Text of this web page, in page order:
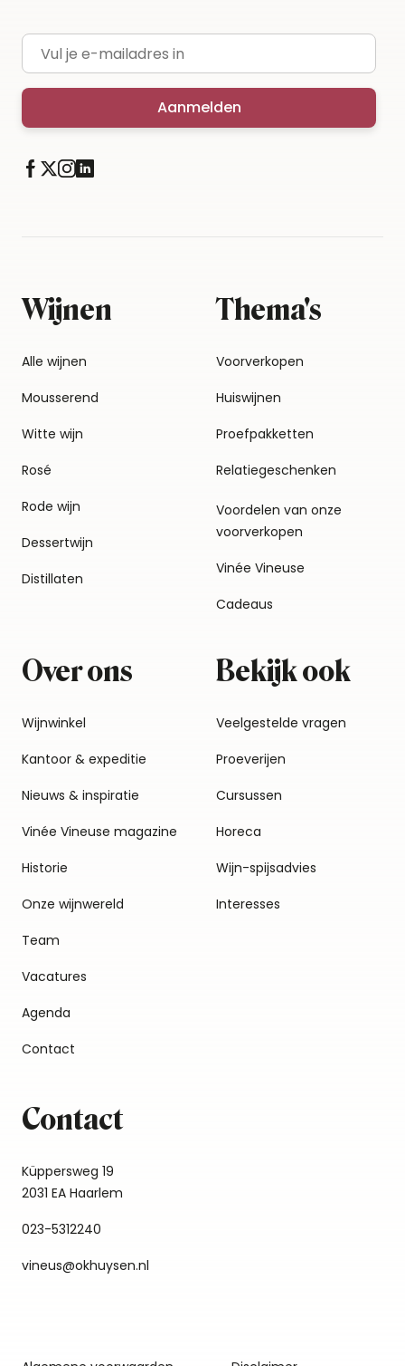
E-mailadres
Aanmelden
Wijnen
Alle wijnen
Mousserend
Witte wijn
Rosé
Rode wijn
Dessertwijn
Distillaten
Thema's
Voorverkopen
Huiswijnen
Proefpakketten
Relatiegeschenken
Voordelen van onze
voorverkopen
Vinée Vineuse
Cadeaus
Over ons
Wijnwinkel
Kantoor & expeditie
Nieuws & inspiratie
Vinée Vineuse magazine
Historie
Onze wijnwereld
Team
Vacatures
Agenda
Contact
Bekijk ook
Veelgestelde vragen
Proeverijen
Cursussen
Horeca
Wijn-spijsadvies
Interesses
Contact
Küppersweg 19
2031 EA Haarlem
023-5312240
vineus@okhuysen.nl